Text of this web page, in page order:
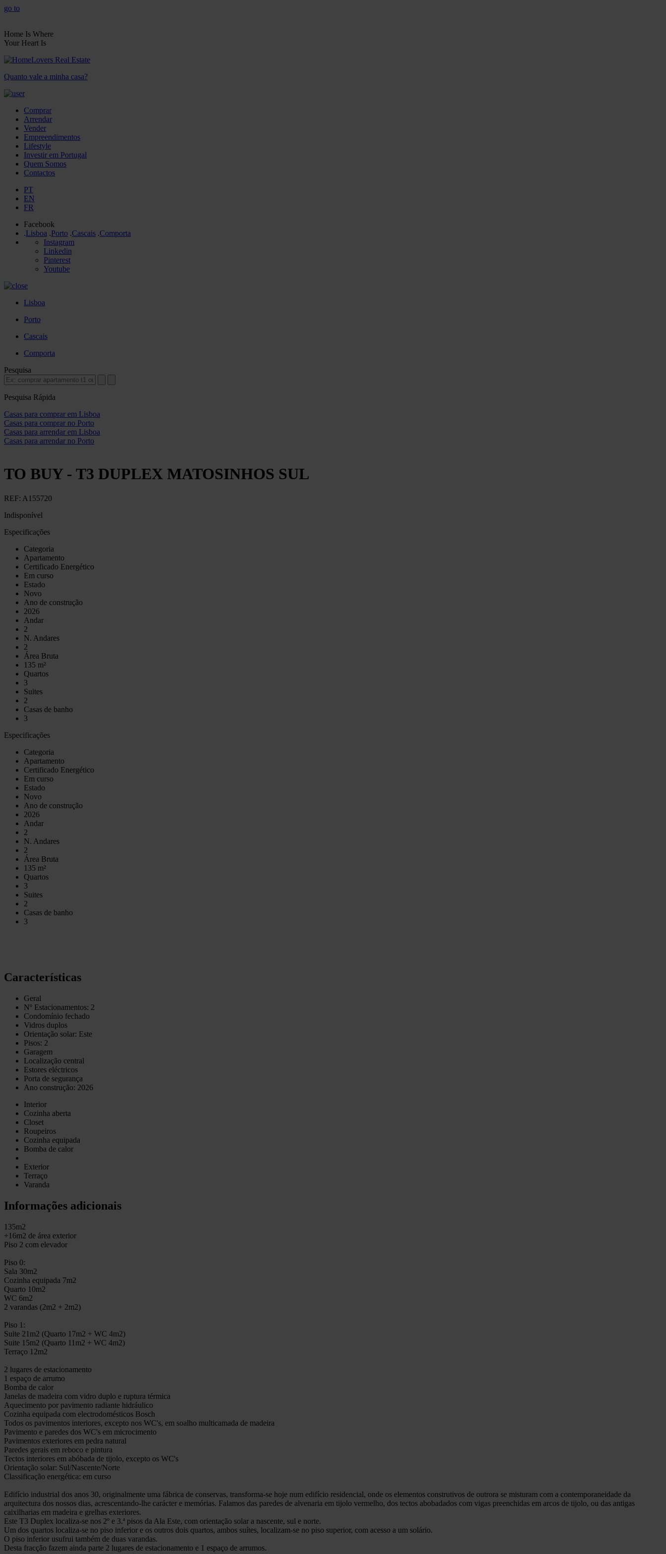
go to
Home Is Where
Your Heart Is
Quanto vale a minha casa?
Comprar
Arrendar
Vender
Empreendimentos
Lifestyle
Investir em Portugal
Quem Somos
Contactos
PT
EN
FR
Facebook
.Lisboa .Porto .Cascais .Comporta
Instagram
Linkedin
Pinterest
Youtube
Lisboa
Porto
Cascais
Comporta
Pesquisa
Pesquisa Rápida
Casas para comprar em Lisboa
Casas para comprar no Porto
Casas para arrendar em Lisboa
Casas para arrendar no Porto
TO BUY - T3 DUPLEX MATOSINHOS SUL
REF: A155720
Indisponível
Especificações
Categoria
Apartamento
Certificado Energético
Em curso
Estado
Novo
Ano de construção
2026
Andar
2
N. Andares
2
Área Bruta
135 m²
Quartos
3
Suites
2
Casas de banho
3
Especificações
Categoria
Apartamento
Certificado Energético
Em curso
Estado
Novo
Ano de construção
2026
Andar
2
N. Andares
2
Área Bruta
135 m²
Quartos
3
Suites
2
Casas de banho
3
Características
Geral
Nº Estacionamentos: 2
Condomínio fechado
Vidros duplos
Orientação solar: Este
Pisos: 2
Garagem
Localização central
Estores eléctricos
Porta de segurança
Ano construção: 2026
Interior
Cozinha aberta
Closet
Roupeiros
Cozinha equipada
Bomba de calor
Exterior
Terraço
Varanda
Informações adicionais
135m2
+16m2 de área exterior
Piso 2 com elevador
Piso 0:
Sala 30m2
Cozinha equipada 7m2
Quarto 10m2
WC 6m2
2 varandas (2m2 + 2m2)
Piso 1:
Suite 21m2 (Quarto 17m2 + WC 4m2)
Suite 15m2 (Quarto 11m2 + WC 4m2)
Terraço 12m2
2 lugares de estacionamento
1 espaço de arrumo
Bomba de calor
Janelas de madeira com vidro duplo e ruptura térmica
Aquecimento por pavimento radiante hidráulico
Cozinha equipada com electrodomésticos Bosch
Todos os pavimentos interiores, excepto nos WC's, em soalho multicamada de madeira
Pavimento e paredes dos WC's em microcimento
Pavimentos exteriores em pedra natural
Paredes gerais em reboco e pintura
Tectos interiores em abóbada de tijolo, excepto os WC's
Orientação solar: Sul/Nascente/Norte
Classificação energética: em curso
Edifício industrial dos anos 30, originalmente uma fábrica de conservas, transforma-se hoje num edifício residencial, onde os elementos construtivos de outrora se misturam com a contemporaneidade da
arquitectura dos nossos dias, acrescentando-lhe carácter e memórias. Falamos das paredes de alvenaria em tijolo vermelho, dos tectos abobadados com vigas preenchidas em arcos de tijolo, ou das antigas
caixilharias em madeira e grelhas exteriores.
Este T3 Duplex localiza-se nos 2º e 3.ª pisos da Ala Este, com orientação solar a nascente, sul e norte.
Um dos quartos localiza-se no piso inferior e os outros dois quartos, ambos suítes, localizam-se no piso superior, com acesso a um solário.
O piso inferior usufrui também de duas varandas.
Desta fracção fazem ainda parte 2 lugares de estacionamento e 1 espaço de arrumos.